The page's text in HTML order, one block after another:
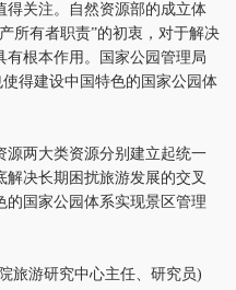
得关注。自然资源部的成立体
所有者职责”的初衷，对于解决
根本作用。国家公园管理局
得建设中国特色的国家公园体
两大类资源分别建立起统一
决长期困扰旅游发展的交叉
国家公园体系实现景区管理
游研究中心主任、研究员)